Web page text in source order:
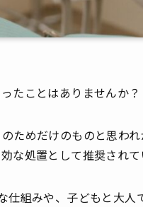
たことはありませんか？
ためだけのものと思わ
な処置として推奨されて
組みや、子どもと大人